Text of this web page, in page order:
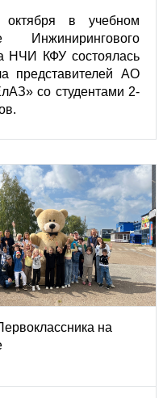
октября в учебном
Инжинирингового
НЧИ КФУ состоялась
представителей АО
со студентами 2-
на